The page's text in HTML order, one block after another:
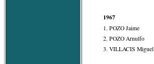
1967
1. POZO Jaime
2. POZO Arnulfo
3. VILLACIS Miguel